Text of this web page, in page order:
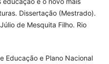
Dissertação (Mestrado).
de Mesquita Filho. Rio
Educação e Plano Nacional